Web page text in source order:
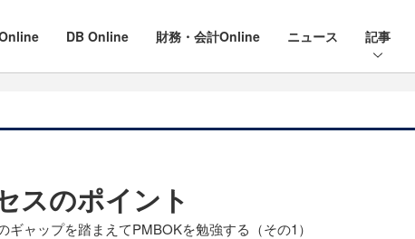
DB Online 財務・会計Online ニュース 記事
スのポイント
ャップを踏まえてPMBOKを勉強する（その1）